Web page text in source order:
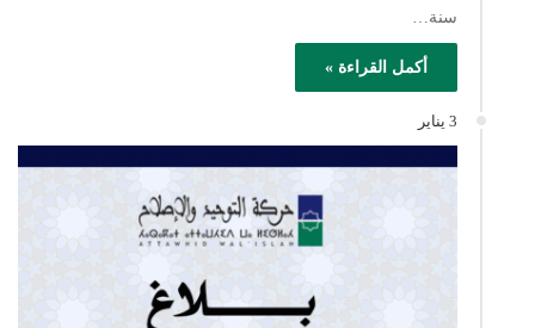
سنة…
أكمل القراءة »
3 يناير